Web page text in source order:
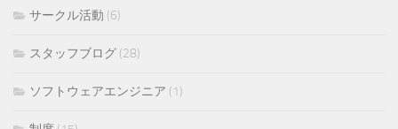
サークル活動 (6)
スタッフブログ (28)
ソフトウェアエンジニア (1)